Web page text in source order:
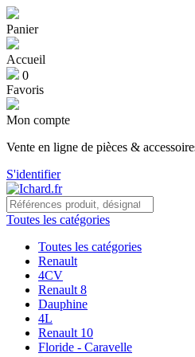
Panier
Accueil
0
Favoris
Mon compte
Vente en ligne de pièces &
S'identifier
Toutes les catégories
Toutes les catégories
Renault
4CV
Renault 8
Dauphine
4L
Renault 10
Floride - Caravelle